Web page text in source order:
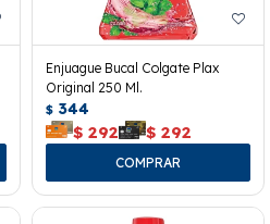
Enjuague Bucal Colgate Plax
Original 250 Ml.
$ 344
$ 292 $ 292